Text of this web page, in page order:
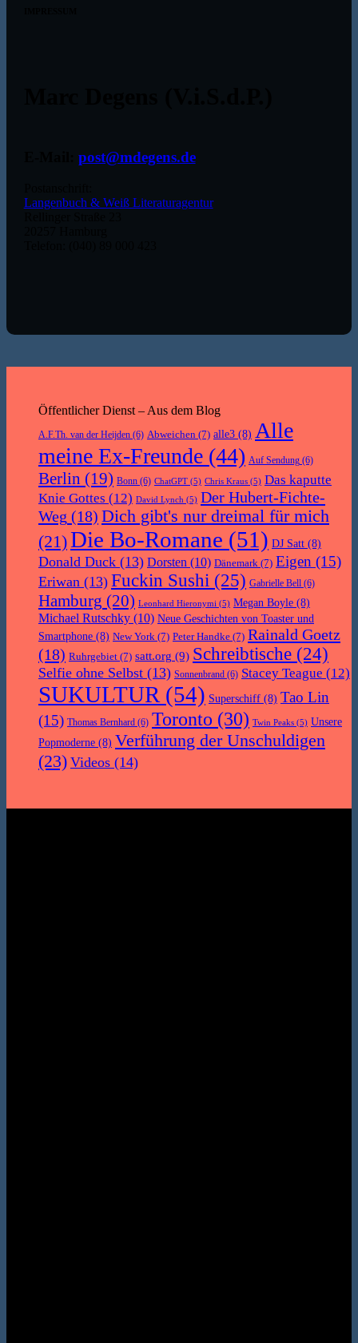
post@mdegens.de
Langenbuch & Weiß Literaturagentur
Öffentlicher Dienst – Aus dem Blog
A.F.Th. van der Heijden (6) Abweichen (7) alle3 (8) Alle
meine Ex-Freunde (44) Auf Sendung (6)
Berlin (19) Bonn (6) ChatGPT (5) Chris Kraus (5) Das kaputte
Knie Gottes (12) David Lynch (5) Der Hubert-Fichte-
Weg (18) Dich gibt's nur dreimal für mich
(21)Die Bo-Romane (51) DJ Satt (8)
Donald Duck (13) Dorsten (10) Dänemark (7) Eigen (15)
Eriwan (13) Fuckin Sushi (25) Gabrielle Bell (6)
Hamburg (20) Leonhard Hieronymi (5) Megan Boyle (8)
Michael Rutschky (10) Neue Geschichten von Toaster und
Smartphone (8) New York (7) Peter Handke (7) Rainald Goetz
(18) Ruhrgebiet (7) satt.org (9) Schreibtische (24)
Selfie ohne Selbst (13) Sonnenbrand (6) Stacey Teague (12)
SUKULTUR (54) Superschiff (8) Tao Lin
(15) Thomas Bernhard (6) Toronto (30) Twin Peaks (5) Unsere
Popmoderne (8) Verführung der Unschuldigen
(23) Videos (14)